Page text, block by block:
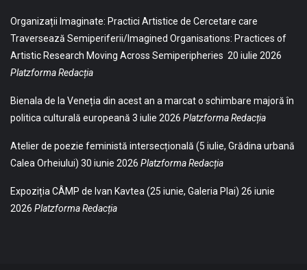
Organizații Imaginate: Practici Artistice de Cercetare care
Traversează Semiperiferii/Imagined Organisations: Practices of
Artistic Research Moving Across Semiperipheries 20 iulie 2026
Platzforma Redacția
Bienala de la Veneția din acest an a marcat o schimbare majoră în
politica culturală europeană 3 iulie 2026 Platzforma Redacția
Atelier de poezie feministă intersecțională (5 iulie, Grădina urbană
Calea Orheiului) 30 iunie 2026 Platzforma Redacția
Expoziția CÂMP de Ivan Kavtea (25 iunie, Galeria Plai) 26 iunie
2026 Platzforma Redacția